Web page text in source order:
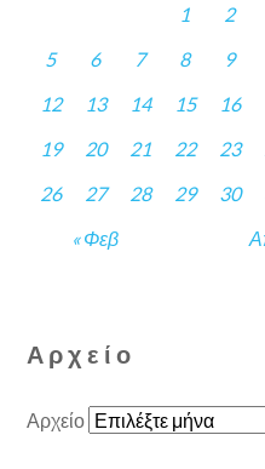
« Φεβ
1 2
5
6 7 8 9
12
13 14 15 16
19
20 21 22 23
26
27 28 29 30
Αρχείο
Αρχείο